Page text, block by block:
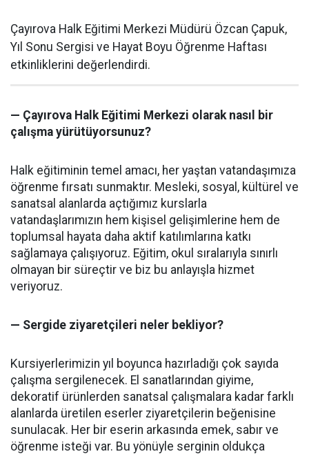
Çayırova Halk Eğitimi Merkezi Müdürü Özcan Çapuk,
Yıl Sonu Sergisi ve Hayat Boyu Öğrenme Haftası
etkinliklerini değerlendirdi.
— Çayırova Halk Eğitimi Merkezi olarak nasıl bir
çalışma yürütüyorsunuz?
Halk eğitiminin temel amacı, her yaştan vatandaşımıza
öğrenme fırsatı sunmaktır. Mesleki, sosyal, kültürel ve
sanatsal alanlarda açtığımız kurslarla
vatandaşlarımızın hem kişisel gelişimlerine hem de
toplumsal hayata daha aktif katılımlarına katkı
sağlamaya çalışıyoruz. Eğitim, okul sıralarıyla sınırlı
olmayan bir süreçtir ve biz bu anlayışla hizmet
veriyoruz.
— Sergide ziyaretçileri neler bekliyor?
Kursiyerlerimizin yıl boyunca hazırladığı çok sayıda
çalışma sergilenecek. El sanatlarından giyime,
dekoratif ürünlerden sanatsal çalışmalara kadar farklı
alanlarda üretilen eserler ziyaretçilerin beğenisine
sunulacak. Her bir eserin arkasında emek, sabır ve
öğrenme isteği var. Bu yönüyle serginin oldukça